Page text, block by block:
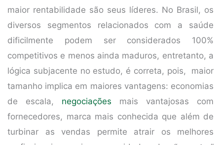
maior rentabilidade são seus líderes. No Brasil, os
diversos segmentos relacionados com a saúde
dificilmente podem ser considerados 100%
competitivos e menos ainda maduros, entretanto, a
lógica subjacente no estudo, é correta, pois, maior
tamanho implica em maiores vantagens: economias
de escala, negociações mais vantajosas com
fornecedores, marca mais conhecida que além de
turbinar as vendas permite atrair os melhores